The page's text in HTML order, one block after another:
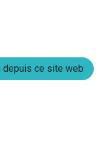
depuis ce site web